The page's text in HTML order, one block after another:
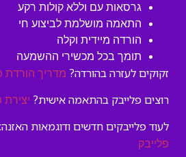
גרסאות עם וללא קולות רקע
התאמה מושלמת לביצוע חי
הורדה מיידית וקלה
תומך בכל מכשירי ההשמעה
זקוקים לעזרה בהורדה? מדריך הורדת
רוצים פלייבק בהתאמה אישית? יצירת
לעוד פלייבקים חדשים ודוגמאות האזנה:
פלייבק